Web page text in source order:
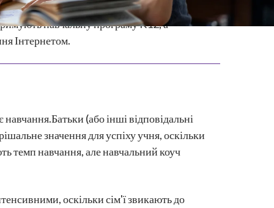
навчальну програму K12, а
Інтернетом.
(або інші відповідальні
значення для успіху учня, оскільки
темп навчання, але навчальний коуч
оскільки сім'ї звикають до